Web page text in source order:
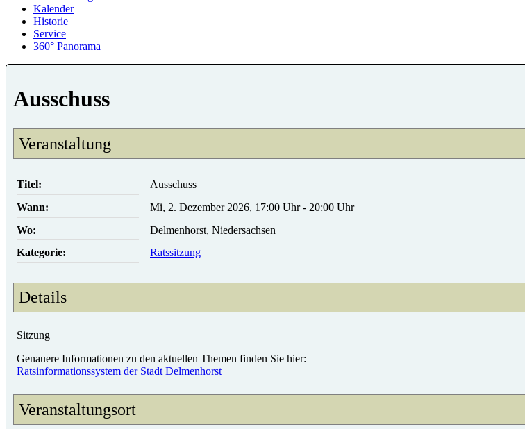
Kalender
Historie
Service
360° Panorama
Ausschuss
Veranstaltung
Titel:
Ausschuss
Wann:
Mi, 2. Dezember 2026, 17:00 Uhr - 20:00 Uhr
Wo:
Delmenhorst, Niedersachsen
Kategorie:
Ratssitzung
Details
Sitzung
Genauere Informationen zu den aktuellen Themen finden Sie hier:
Ratsinformationssystem der Stadt Delmenhorst
Veranstaltungsort